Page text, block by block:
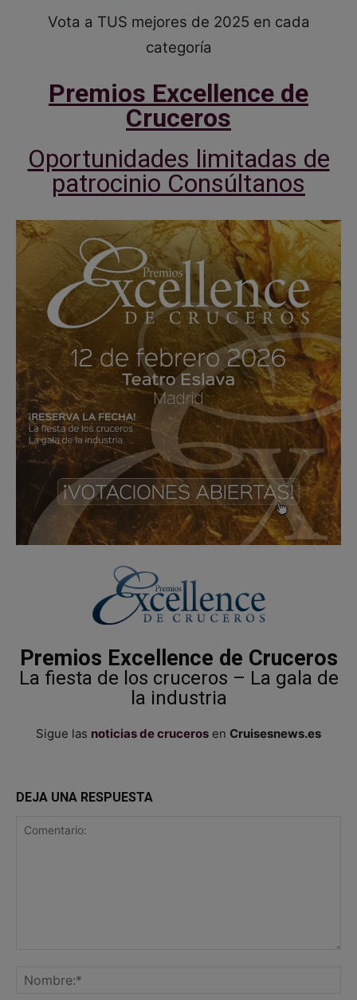
Vota a TUS mejores de 2025 en cada
categoría
Premios Excellence de
Cruceros
Oportunidades limitadas de
patrocinio Consúltanos
Premios Excellence de Cruceros
La fiesta de los cruceros – La gala de
la industria
Sigue las noticias de cruceros en Cruisesnews.es
DEJA UNA RESPUESTA